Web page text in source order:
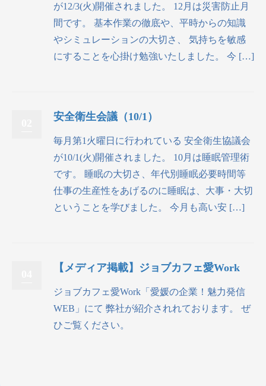
が12/3(火)開催されました。 12月は災害防止月
間です。 基本作業の徹底や、平時からの知識
やシミュレーションの大切さ、 気持ちを敏感
にすることを心掛け勉強いたしました。 今 […]
安全衛生会議（10/1）
毎月第1火曜日に行われている 安全衛生協議会
が10/1(火)開催されました。 10月は睡眠管理術
です。 睡眠の大切さ、年代別睡眠必要時間等
仕事の生産性をあげるのに睡眠は、大事・大切
ということを学びました。 今月も高い安 […]
【メディア掲載】ジョブカフェ愛Work
ジョブカフェ愛Work「愛媛の企業！魅力発信
WEB」にて 弊社が紹介されれております。 ぜ
ひご覧ください。